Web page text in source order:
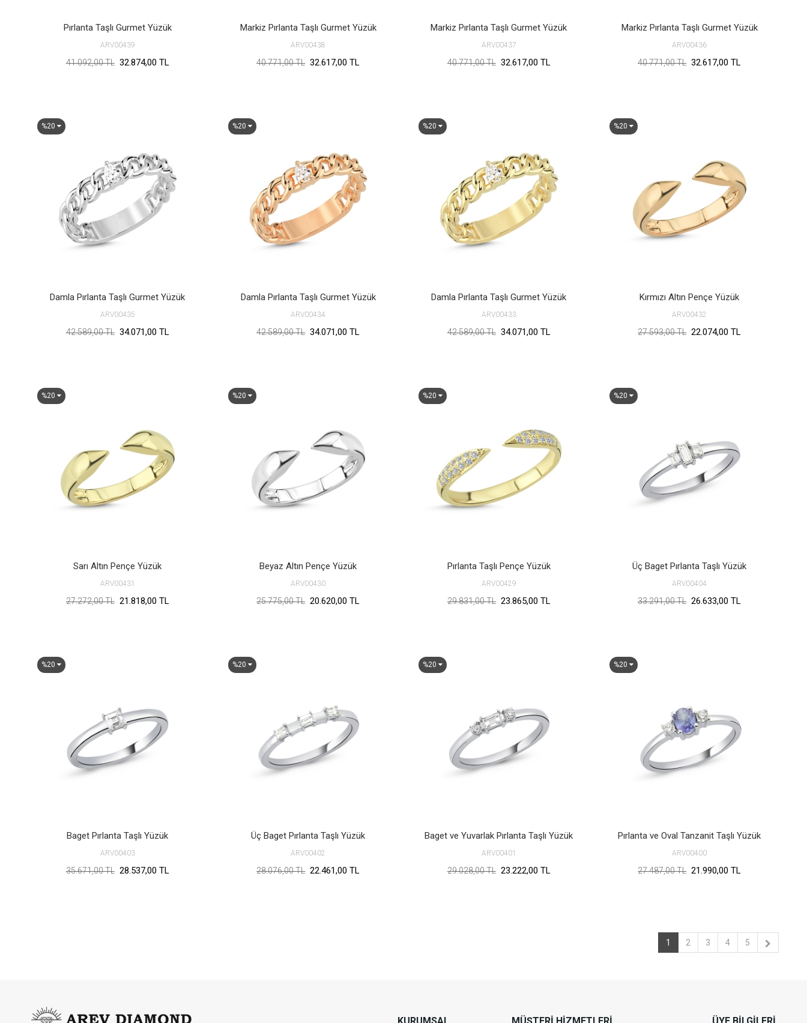
Pırlanta Taşlı Gurmet Yüzük
ARV00439
41.092,00 TL 32.874,00 TL
Markiz Pırlanta Taşlı Gurmet Yüzük
ARV00438
40.771,00 TL 32.617,00 TL
Markiz Pırlanta Taşlı Gurmet Yüzük
ARV00437
40.771,00 TL 32.617,00 TL
Markiz Pırlanta Taşlı Gurmet Yüzük
ARV00436
40.771,00 TL 32.617,00 TL
%20
Damla Pırlanta Taşlı Gurmet Yüzük
ARV00435
42.589,00 TL 34.071,00 TL
%20
Damla Pırlanta Taşlı Gurmet Yüzük
ARV00434
42.589,00 TL 34.071,00 TL
%20
Damla Pırlanta Taşlı Gurmet Yüzük
ARV00433
42.589,00 TL 34.071,00 TL
%20
Kırmızı Altın Pençe Yüzük
ARV00432
27.593,00 TL 22.074,00 TL
%20
Sarı Altın Pençe Yüzük
ARV00431
27.272,00 TL 21.818,00 TL
%20
Beyaz Altın Pençe Yüzük
ARV00430
25.775,00 TL 20.620,00 TL
%20
Pırlanta Taşlı Pençe Yüzük
ARV00429
29.831,00 TL 23.865,00 TL
%20
Üç Baget Pırlanta Taşlı Yüzük
ARV00404
33.291,00 TL 26.633,00 TL
%20
Baget Pırlanta Taşlı Yüzük
ARV00403
35.671,00 TL 28.537,00 TL
%20
Üç Baget Pırlanta Taşlı Yüzük
ARV00402
28.076,00 TL 22.461,00 TL
%20
Baget ve Yuvarlak Pırlanta Taşlı Yüzük
ARV00401
29.028,00 TL 23.222,00 TL
%20
Pırlanta ve Oval Tanzanit Taşlı Yüzük
ARV00400
27.487,00 TL 21.990,00 TL
1 2 3 4 5
KURUMSAL MÜŞTERI HIZMETLERI ÜYE BILGILERI